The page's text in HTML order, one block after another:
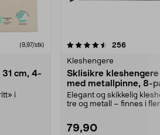
(9,97/stk)
cm, 4-
i
256
Kleshengere
Sklisikre
med metallpinne, 8-
Elegant og skikkelig
tre og metall – finnes i
79,90
4.5av 5 stjerner